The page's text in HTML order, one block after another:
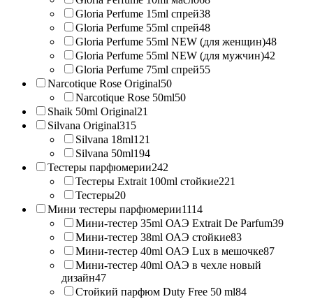
Gloria Perfume 15ml спрей38
Gloria Perfume 55ml спрей48
Gloria Perfume 55ml NEW (для женщин)48
Gloria Perfume 55ml NEW (для мужчин)42
Gloria Perfume 75ml спрей55
Narcotique Rose Original50
Narcotique Rose 50ml50
Shaik 50ml Original21
Silvana Original315
Silvana 18ml121
Silvana 50ml194
Тестеры парфюмерии242
Тестеры Extrait 100ml стойкие221
Тестеры20
Мини тестеры парфюмерии1114
Мини-тестер 35ml ОАЭ Extrait De Parfum39
Мини-тестер 38ml ОАЭ стойкие83
Мини-тестер 40ml ОАЭ Lux в мешочке87
Мини-тестер 40ml ОАЭ в чехле новый
дизайн47
Стойкий парфюм Duty Free 50 ml84